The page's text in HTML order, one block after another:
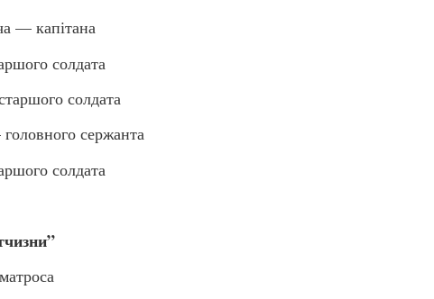
— капітана
солдата
солдата
сержанта
солдата